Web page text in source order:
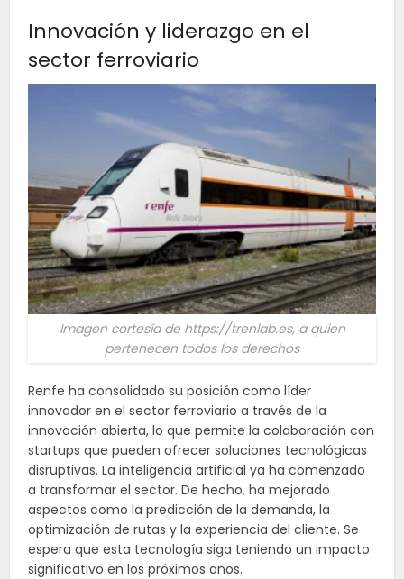
Innovación y liderazgo en el
sector ferroviario
Imagen cortesía de https://trenlab.es, a quien
pertenecen todos los derechos
Renfe ha consolidado su posición como líder
innovador en el sector ferroviario a través de la
innovación abierta, lo que permite la colaboración con
startups que pueden ofrecer soluciones tecnológicas
disruptivas. La inteligencia artificial ya ha comenzado
a transformar el sector. De hecho, ha mejorado
aspectos como la predicción de la demanda, la
optimización de rutas y la experiencia del cliente. Se
espera que esta tecnología siga teniendo un impacto
significativo en los próximos años.